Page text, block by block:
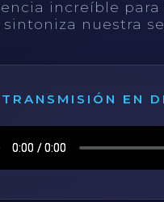
increíble para
nuestra
TRANSMISIÓN EN